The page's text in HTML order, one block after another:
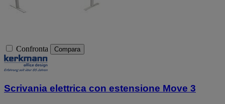
Confronta Compara
Scrivania elettrica con estensione Move 3